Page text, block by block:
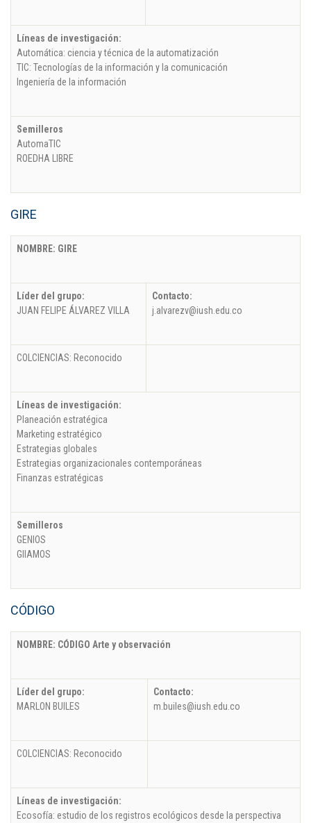
Líneas de investigación:
Automática: ciencia y técnica de la automatización
TIC: Tecnologías de la información y la comunicación
Ingeniería de la información
Semilleros
AutomaTIC
ROEDHA LIBRE
GIRE
NOMBRE: GIRE
Líder del grupo:
JUAN FELIPE ÁLVAREZ VILLA
Contacto:
j.alvarezv@iush.edu.co
COLCIENCIAS: Reconocido
Líneas de investigación:
Planeación estratégica
Marketing estratégico
Estrategias globales
Estrategias organizacionales contemporáneas
Finanzas estratégicas
Semilleros
GENIOS
GIIAMOS
CÓDIGO
NOMBRE: CÓDIGO Arte y observación
Líder del grupo:
MARLON BUILES
Contacto:
m.builes@iush.edu.co
COLCIENCIAS: Reconocido
Líneas de investigación:
Ecosofía: estudio de los registros ecológicos desde la perspectiva